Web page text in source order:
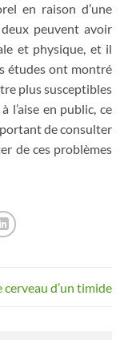
en raison d’une
peuvent avoir
et physique, et il
études ont montré
plus susceptibles
l’aise en public, ce
de consulter
de ces problèmes
cerveau d’un timide